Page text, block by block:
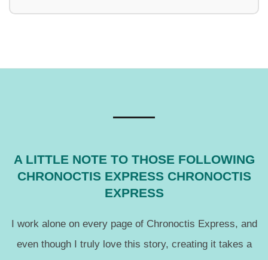
A LITTLE NOTE TO THOSE FOLLOWING
CHRONOCTIS EXPRESS CHRONOCTIS
EXPRESS
I work alone on every page of Chronoctis Express, and
even though I truly love this story, creating it takes a